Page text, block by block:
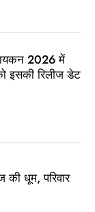
2026 में
इसकी रिलीज डेट
की धूम, परिवार